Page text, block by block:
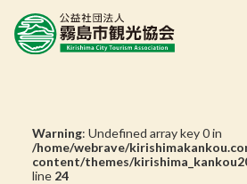
Warning: Undefined array key 0 in
/home/webrave/
content/themes/
line 24